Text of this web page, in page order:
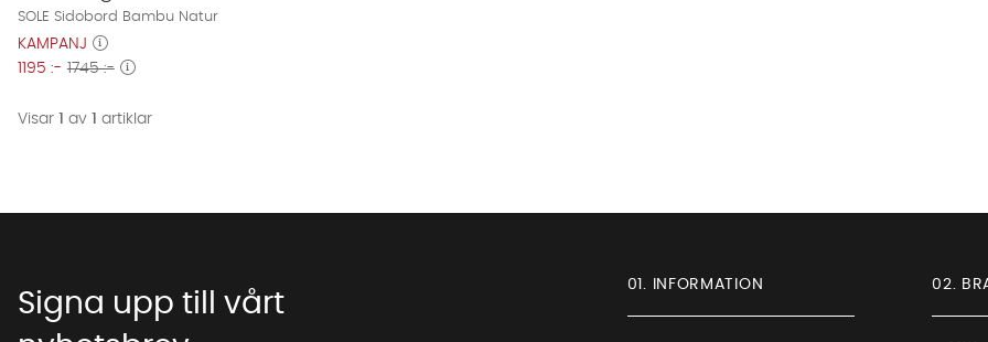
SOLE Sidobord Bambu Natur
KAMPANJ
1195 :- 1745 :-
Visar av artiklar
Signa upp till vårt
01. INFORMATION 02.